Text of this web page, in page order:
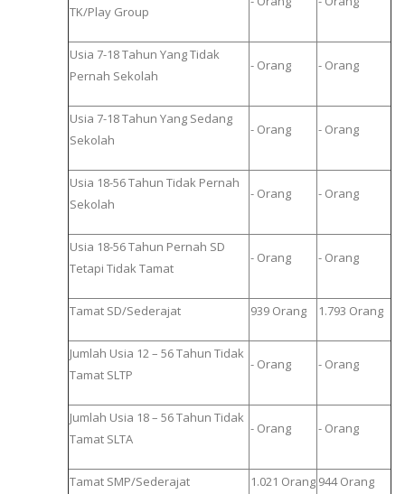
TK/Play Group
Usia 7-18 Tahun Yang Tidak
Pernah Sekolah
- Orang - Orang
Usia 7-18 Tahun Yang Sedang
Sekolah
- Orang - Orang
Usia 18-56 Tahun Tidak Pernah
Sekolah
- Orang - Orang
Usia 18-56 Tahun Pernah SD
Tetapi Tidak Tamat
- Orang - Orang
Tamat SD/Sederajat 939 Orang 1.793 Orang
Jumlah Usia 12 – 56 Tahun Tidak
Tamat SLTP
- Orang - Orang
Jumlah Usia 18 – 56 Tahun Tidak
Tamat SLTA
- Orang - Orang
Tamat SMP/Sederajat 1.021 Orang 944 Orang